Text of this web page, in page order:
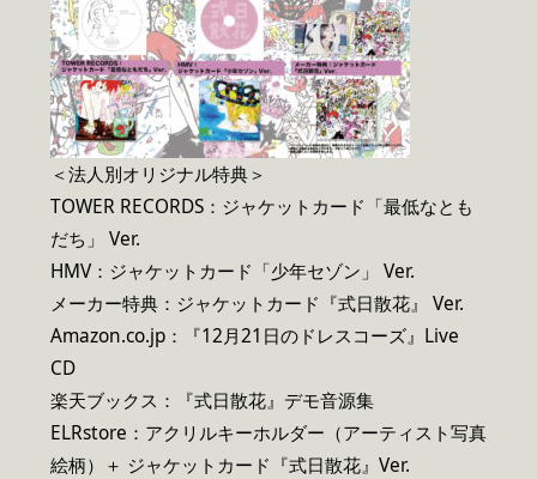
＜法人別オリジナル特典＞
TOWER RECORDS：ジャケットカード「最低なとも
だち」 Ver.
HMV：ジャケットカード「少年セゾン」 Ver.
メーカー特典：ジャケットカード『式日散花』 Ver.
Amazon.co.jp：『12月21日のドレスコーズ』Live
CD
楽天ブックス：『式日散花』デモ音源集
ELRstore：アクリルキーホルダー（アーティスト写真
絵柄）＋ ジャケットカード『式日散花』Ver.